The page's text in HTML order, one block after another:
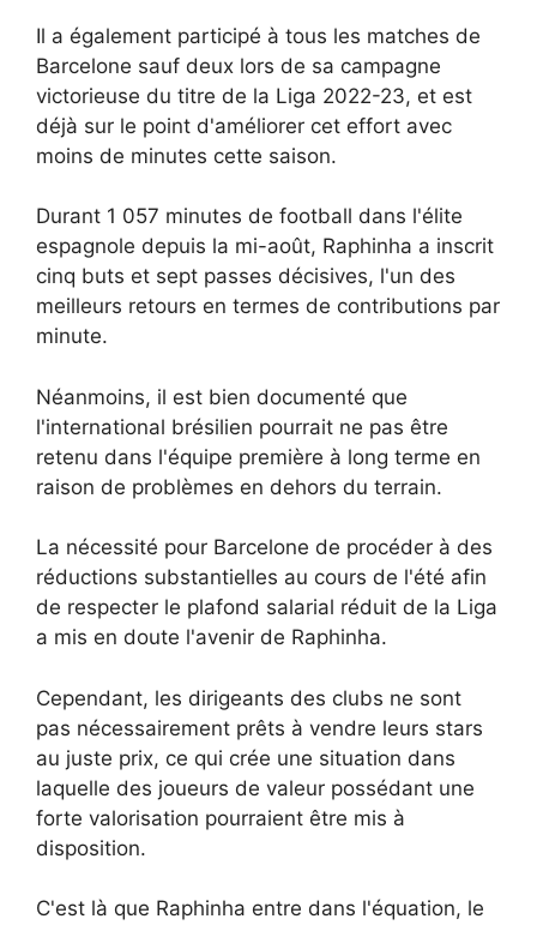
Il a également participé à tous les matches de
Barcelone sauf deux lors de sa campagne
victorieuse du titre de la Liga 2022-23, et est
déjà sur le point d'améliorer cet effort avec
moins de minutes cette saison.
Durant 1 057 minutes de football dans l'élite
espagnole depuis la mi-août, Raphinha a inscrit
cinq buts et sept passes décisives, l'un des
meilleurs retours en termes de contributions par
minute.
Néanmoins, il est bien documenté que
l'international brésilien pourrait ne pas être
retenu dans l'équipe première à long terme en
raison de problèmes en dehors du terrain.
La nécessité pour Barcelone de procéder à des
réductions substantielles au cours de l'été afin
de respecter le plafond salarial réduit de la Liga
a mis en doute l'avenir de Raphinha.
Cependant, les dirigeants des clubs ne sont
pas nécessairement prêts à vendre leurs stars
au juste prix, ce qui crée une situation dans
laquelle des joueurs de valeur possédant une
forte valorisation pourraient être mis à
disposition.
C'est là que Raphinha entre dans l'équation, le